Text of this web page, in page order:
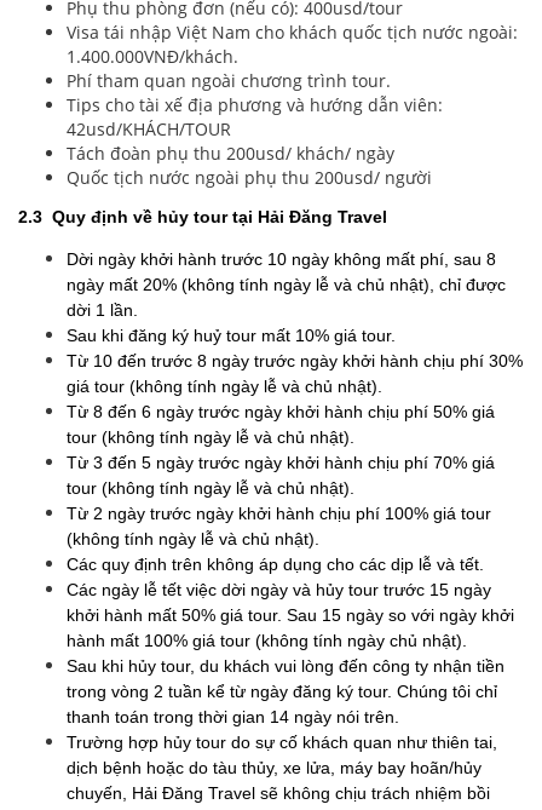
Phụ thu phòng đơn (nếu có): 400usd/tour
Visa tái nhập Việt Nam cho khách quốc tịch nước ngoài:
1.400.000VNĐ/khách.
Phí tham quan ngoài chương trình tour.
Tips cho tài xế địa phương và hướng dẫn viên:
42usd/KHÁCH/TOUR
Tách đoàn phụ thu 200usd/ khách/ ngày
Quốc tịch nước ngoài phụ thu 200usd/ người
2.3 Quy định về hủy tour tại Hải Đăng Travel
Dời ngày khởi hành trước 10 ngày không mất phí, sau 8
ngày mất 20% (không tính ngày lễ và chủ nhật), chỉ được
dời 1 lần.
Sau khi đăng ký huỷ tour mất 10% giá tour.
Từ 10 đến trước 8 ngày trước ngày khởi hành chịu phí 30%
giá tour (không tính ngày lễ và chủ nhật).
Từ 8 đến 6 ngày trước ngày khởi hành chịu phí 50% giá
tour (không tính ngày lễ và chủ nhật).
Từ 3 đến 5 ngày trước ngày khởi hành chịu phí 70% giá
tour (không tính ngày lễ và chủ nhật).
Từ 2 ngày trước ngày khởi hành chịu phí 100% giá tour
(không tính ngày lễ và chủ nhật).
Các quy định trên không áp dụng cho các dịp lễ và tết.
Các ngày lễ tết việc dời ngày và hủy tour trước 15 ngày
khởi hành mất 50% giá tour. Sau 15 ngày so với ngày khởi
hành mất 100% giá tour (không tính ngày chủ nhật).
Sau khi hủy tour, du khách vui lòng đến công ty nhận tiền
trong vòng 2 tuần kể từ ngày đăng ký tour. Chúng tôi chỉ
thanh toán trong thời gian 14 ngày nói trên.
Trường hợp hủy tour do sự cố khách quan như thiên tai,
dịch bệnh hoặc do tàu thủy, xe lửa, máy bay hoãn/hủy
chuyến, Hải Đăng Travel sẽ không chịu trách nhiệm bồi